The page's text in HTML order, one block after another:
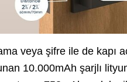
veya şifre ile de kapı
10.000mAh şarjlı